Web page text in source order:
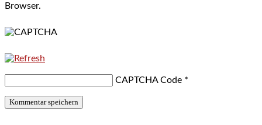
Browser.
CAPTCHA Code *